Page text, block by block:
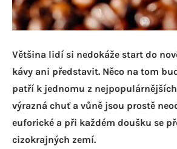
Většina lidí si nedokáže start do
kávy ani představit. Něco na tom
patří k jednomu z
výrazná chuť a vůně jsou prostě
euforické a při každém doušku se
cizokrajných zemí.